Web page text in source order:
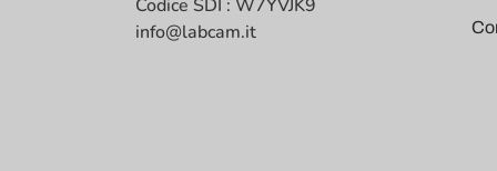
Codice SDI : W7YVJK9
info@labcam.it